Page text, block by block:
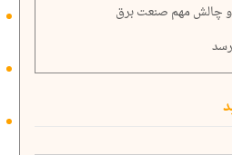
چالش مهم صنعت برق